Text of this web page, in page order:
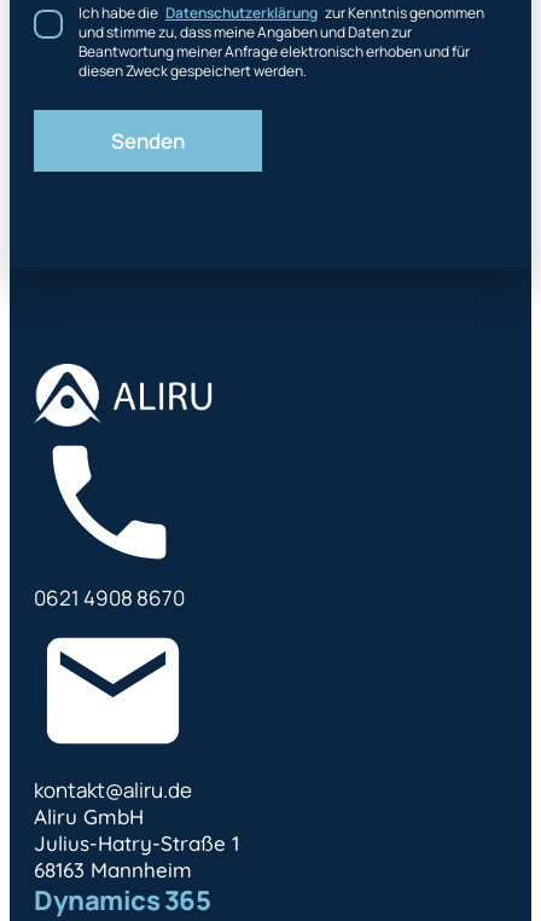
Ich habe die Datenschutzerklärung zur Kenntnis genommen
und stimme zu, dass meine Angaben und Daten zur
Beantwortung meiner Anfrage elektronisch erhoben und für
diesen Zweck gespeichert werden.
0621 4908 8670
kontakt@aliru.de
Aliru GmbH
Julius-Hatry-Straße 1
68163 Mannheim
Dynamics 365